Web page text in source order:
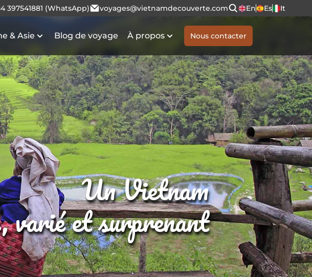
397541881 (WhatsApp) voyages@vietnamdecouverte.com En Es It
& Asie Blog de voyage À propos Nous contacter
Un Vietnam
varié et surprenant